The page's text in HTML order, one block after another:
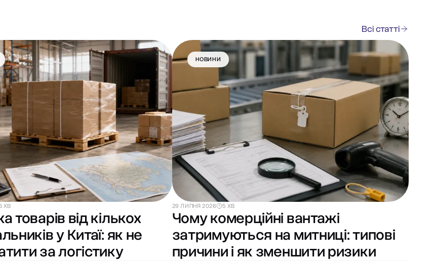
Всі статті
ХВ
товарів від кількох
у Китаї: як не
за логістику
НОВИНИ
29 ЛИПНЯ 2026 5 ХВ
Чому комерційні вантажі
затримуються на митниці: типові
причини і як зменшити ризики